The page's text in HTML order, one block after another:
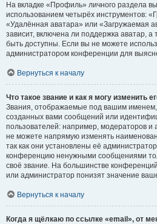
На вкладке «Профиль» личного раздела
использованием четырёх инструментов:
«Удалённая аватара» или «Загружаемая
зависит, включена ли поддержка аватар, а
быть доступны. Если вы не можете
администратором конференции для
Вернуться к началу
Что такое звание и как я могу изменить
Звания, отображаемые под вашим именем,
созданных вами сообщений или
пользователей: например, модераторов
не можете напрямую изменять
так как они установлены её
конференцию ненужными сообщениями
своё звание. На большинстве
или администратор понизят значение
Вернуться к началу
Когда я щёлкаю по ссылке «email», от